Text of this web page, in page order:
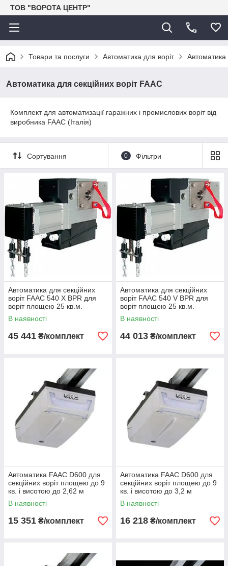
ТОВ "ВОРОТА ЦЕНТР"
Товари та послуги Автоматика для воріт Автоматика
Автоматика для секційних воріт FAAC
Комплект для автоматизації гаражних і промислових воріт від
виробника FAAC (Італія)
Сортування 0 Фільтри
Автоматика для секційних
воріт FAAC 540 X BPR для
воріт площею 25 кв.м.
В наявності
45 441 ₴/комплект
Автоматика для секційних
воріт FAAC 540 V BPR для
воріт площею 25 кв.м.
В наявності
44 013 ₴/комплект
Автоматика FAAC D600 для
секційних воріт площею до 9
кв. і висотою до 2,62 м
В наявності
15 351 ₴/комплект
Автоматика FAAC D600 для
секційних воріт площею до 9
кв. і висотою до 3,2 м
В наявності
16 218 ₴/комплект